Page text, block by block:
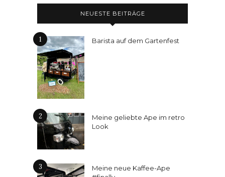
NEUESTE BEITRÄGE
1 Barista auf dem Gartenfest
2
Meine geliebte Ape im retro
Look
3
Meine neue Kaffee-Ape